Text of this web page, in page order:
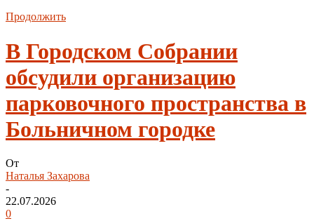
Продолжить
В Городском Собрании
обсудили организацию
парковочного пространства в
Больничном городке
От
Наталья Захарова
-
22.07.2026
0